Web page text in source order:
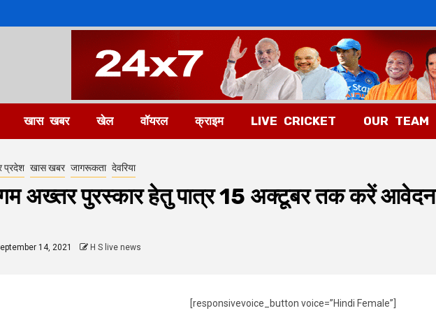
खास खबर खेल वॉयरल क्राइम LIVE CRICKET OUR TEAM
प्रदेश खास खबर जागरूकता देवरिया
अख्तर पुरस्कार हेतु पात्र 15 अक्टूबर तक करें आवेदन
14, 2021 H S live news
[responsivevoice_button voice=”Hindi Female”]